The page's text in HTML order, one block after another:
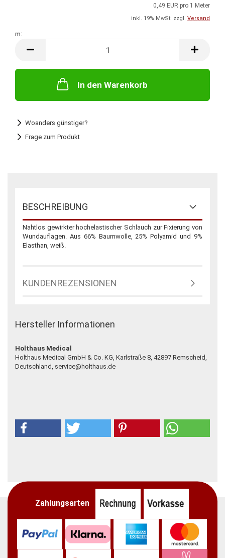
0,49 EUR pro 1 Meter
inkl. 19% MwSt. zzgl. Versand
m:
In den Warenkorb
Woanders günstiger?
Frage zum Produkt
BESCHREIBUNG
Nahtlos gewirkter hochelastischer Schlauch zur Fixierung von
Wundauflagen. Aus 66% Baumwolle, 25% Polyamid und 9%
Elasthan, weiß.
KUNDENREZENSIONEN
Hersteller Informationen
Holthaus Medical
Holthaus Medical GmbH & Co. KG, Karlstraße 8, 42897 Remscheid,
Deutschland, service@holthaus.de
Zahlungsarten